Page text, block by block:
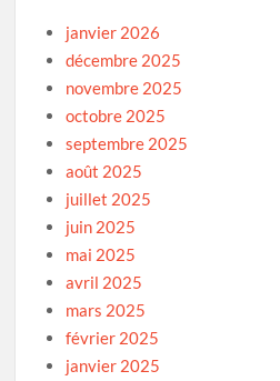
janvier 2026
décembre 2025
novembre 2025
octobre 2025
septembre 2025
août 2025
juillet 2025
juin 2025
mai 2025
avril 2025
mars 2025
février 2025
janvier 2025